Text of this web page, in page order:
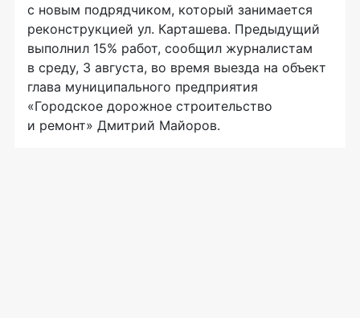
с новым подрядчиком, который занимается
реконструкцией ул. Карташева. Предыдущий
выполнил 15% работ, сообщил журналистам
в среду, 3 августа, во время выезда на объект
глава муниципального предприятия
«Городское дорожное строительство
и ремонт» Дмитрий Майоров.